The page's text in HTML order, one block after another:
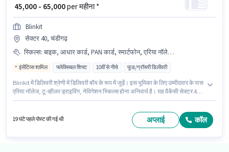
₹ 45,000 - 65,000per महीना *
Blinkit
सेक्टर 40, चंडीगढ़
स्किल्स: बाइक, आधार कार्ड, PAN कार्ड, स्मार्टफोन, एरिया नॉलेज, टू-व्हीलर ड्राइविंग, नेविगेशन स्किल्स, बैंक अकाउंट
इंसेंटिव्स शामिल फ्लेक्सिबल शिफ्ट 10वीं से नीचे फूड/ग्रॉसरी डिलीवरी
Blinkit में डिलिवरी श्रेणी में डिलिवरी बॉय के रूप में जुड़ें। इस भूमिका के लिए उम्मीदवार के पास
एरिया नॉलेज, टू-व्हीलर ड्राइविंग, नेविगेशन स्किल्स होना अनिवार्य है। यह वैकेंसी सेक्टर 40,
कमा सकते हैं। इस भूमिका के लिए महत्वपूर्ण दस्तावेज़ PAN कार्ड, आधार कार्ड, बैंक अकाउंट
19 घंटे पहले पोस्ट की गई थी अप्लाई कॉल